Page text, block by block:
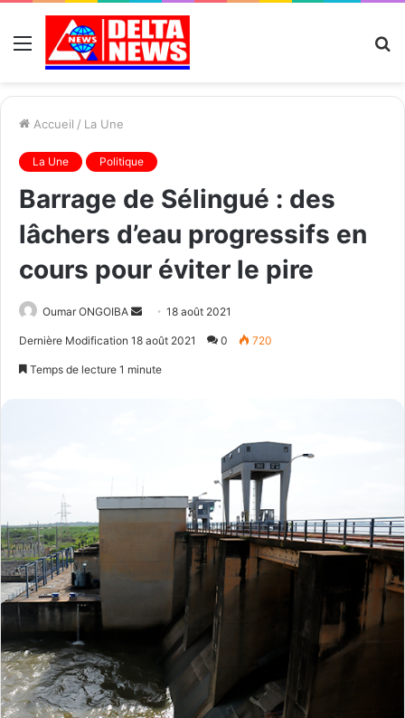
Menu
Accueil / La Une
La Une Politique
Barrage de Sélingué : des
lâchers d’eau progressifs en
cours pour éviter le pire
Oumar ONGOIBA
Send18 août 2021
Dernière Modification 18 août 2021 0 720
Temps de lecture 1 minute